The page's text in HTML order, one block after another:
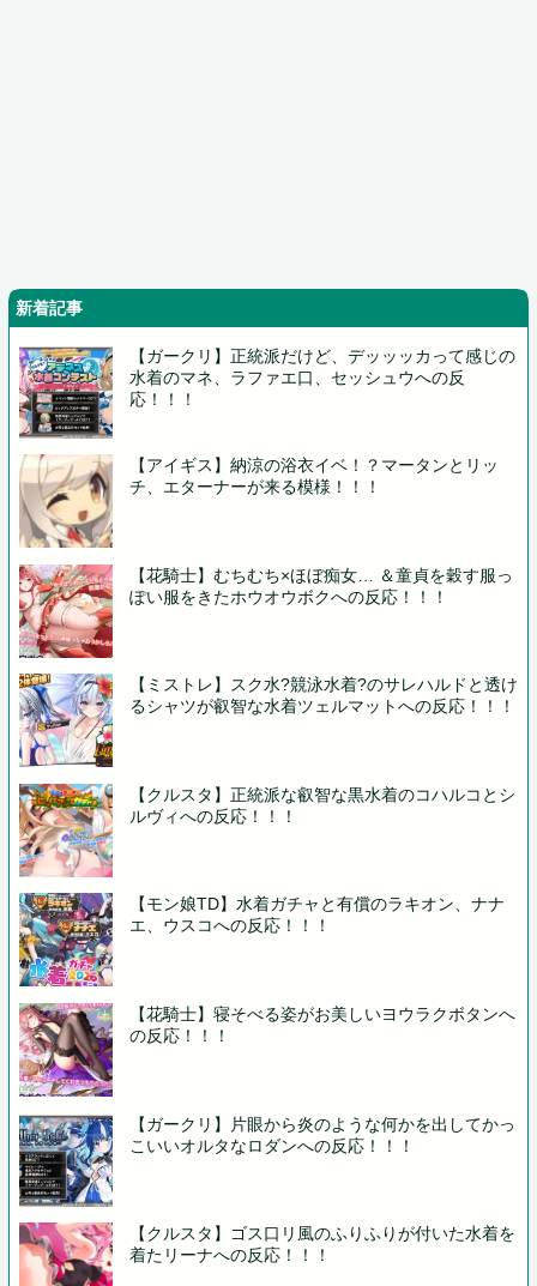
新着記事
【ガークリ】正統派だけど、デッッッカって感じの
水着のマネ、ラファエ口、セッシュウへの反
応！！！
【アイギス】納涼の浴衣イベ！？マータンとリッ
チ、エターナーが来る模様！！！
【花騎士】むちむち×ほぼ痴女… ＆童貞を穀す服っ
ぽい服をきたホウオウボクへの反応！！！
【ミストレ】スク水?競泳水着?のサレハルドと透け
るシャツが叡智な水着ツェルマットへの反応！！！
【クルスタ】正統派な叡智な黒水着のコハルコとシ
ルヴィへの反応！！！
【モン娘TD】水着ガチャと有償のラキオン、ナナ
エ、ウスコへの反応！！！
【花騎士】寝そべる姿がお美しいヨウラクボタンへ
の反応！！！
【ガークリ】片眼から炎のような何かを出してかっ
こいいオルタなロダンへの反応！！！
【クルスタ】ゴス口リ風のふりふりが付いた水着を
着たリーナへの反応！！！